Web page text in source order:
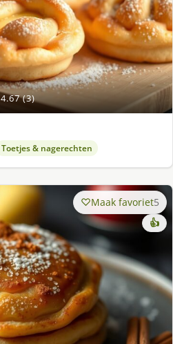
4.67 (3)
Toetjes & nagerechten
Maak favoriet5
👍